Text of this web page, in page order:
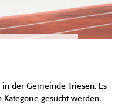
der Gemeinde Triesen. Es
gesucht werden.